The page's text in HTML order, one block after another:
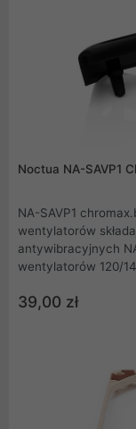
akcentów do
Noctua w celu
motywów
Noctua NA-SAVP1
NA-SAVP1
wentylatorów
antywibracyjnych
wentylatorów 120/
silikonu podkładki
najmniejszych
kompatybilność ze
czarnych
39,00 zł